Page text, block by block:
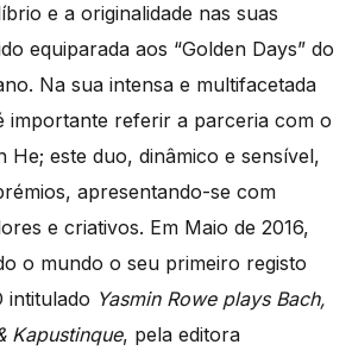
e a originalidade nas suas
equiparada aos “Golden Days” do
Na sua intensa e multifacetada
importante referir a parceria com o
He; este duo, dinâmico e sensível,
apresentando-se com
e criativos. Em Maio de 2016,
o mundo o seu primeiro registo
intitulado Yasmin Rowe plays Bach,
Kapustinque, pela editora